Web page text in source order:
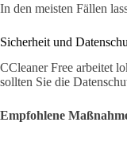
In den meisten Fällen
Sicherheit und
CCleaner Free arbeitet
sollten Sie die
Empfohlene